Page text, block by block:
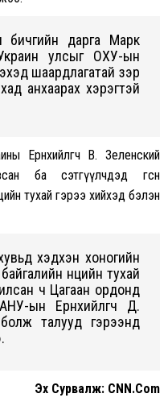
бичгийн дарга Марк
улсыг ОХУ-ын
шаардлагатай зэр
анхаарах хэрэгтэй
Ерөнхийлөгч В. Зеленский
ба сэтгүүлчдэд өгсөн
тухай гэрээ хийхэд бэлэн
хэдхэн хоногийн
нөөцийн тухай
ч Цагаан ордонд
ын Ерөнхийлөгч Д.
талууд гэрээнд
Эx Сурвалж: CNN.Com